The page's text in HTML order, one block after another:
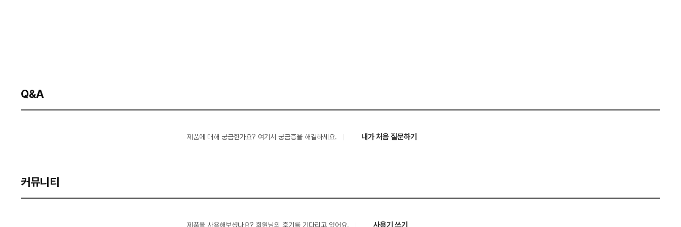
Q&A
제품에 대해 궁금한가요? 여기서 궁금증을 해결하세요. 내가 처음 질문하기
커뮤니티
제품을 사용해보셨나요? 회원님의 후기를 기다리고 있어요. 사용기 쓰기